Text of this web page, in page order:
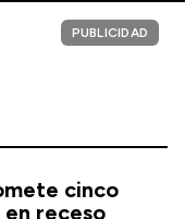
PUBLICIDAD
cinco
receso